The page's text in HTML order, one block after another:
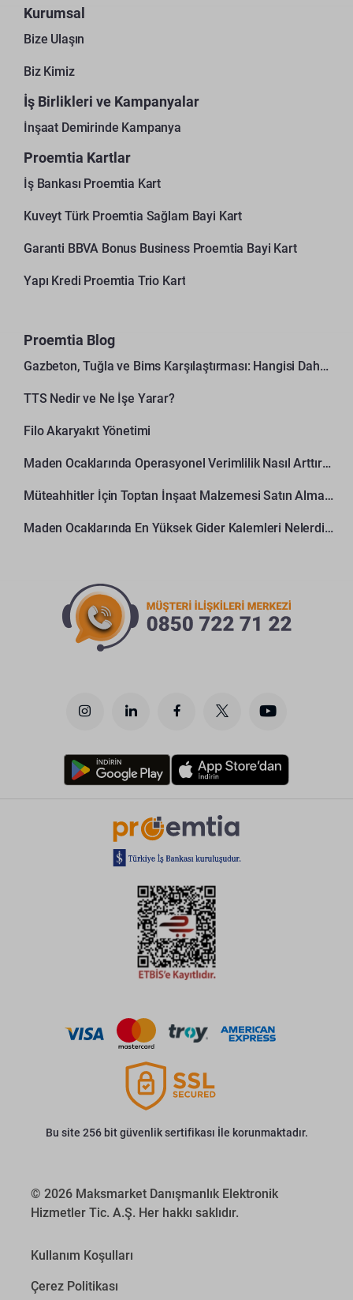
Kurumsal
Bize Ulaşın
Biz Kimiz
İş Birlikleri ve Kampanyalar
İnşaat Demirinde Kampanya
Proemtia Kartlar
İş Bankası Proemtia Kart
Kuveyt Türk Proemtia Sağlam Bayi Kart
Garanti BBVA Bonus Business Proemtia Bayi Kart
Yapı Kredi Proemtia Trio Kart
Proemtia Blog
Gazbeton, Tuğla ve Bims Karşılaştırması: Hangisi Daha Avantajlı?
TTS Nedir ve Ne İşe Yarar?
Filo Akaryakıt Yönetimi
Maden Ocaklarında Operasyonel Verimlilik Nasıl Arttırılır?
Müteahhitler İçin Toptan İnşaat Malzemesi Satın Alma Rehberi
Maden Ocaklarında En Yüksek Gider Kalemleri Nelerdir?
Bu site 256 bit güvenlik sertifikası İle korunmaktadır.
© 2026 Maksmarket Danışmanlık Elektronik
Hizmetler Tic. A.Ş. Her hakkı saklıdır.
Kullanım Koşulları
Çerez Politikası